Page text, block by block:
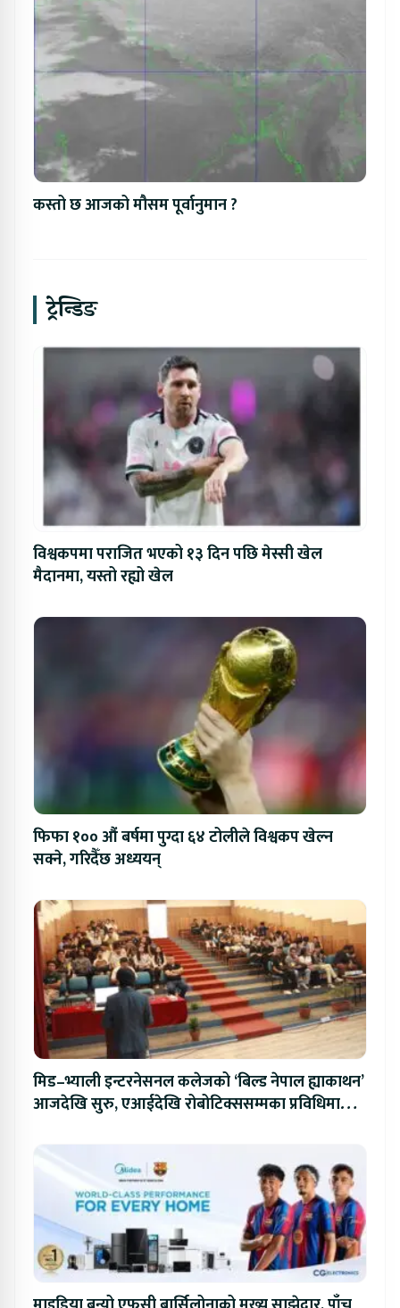
कस्तो छ आजको मौसम पूर्वानुमान ?
ट्रेन्डिङ
विश्वकपमा पराजित भएको १३ दिन पछि मेस्सी खेल
मैदानमा, यस्तो रह्यो खेल
फिफा १०० औं बर्षमा पुग्दा ६४ टोलीले विश्वकप खेल्न
सक्ने, गरिदैँछ अध्ययन्
मिड–भ्याली इन्टरनेसनल कलेजको ‘बिल्ड नेपाल ह्याकाथन’
आजदेखि सुरु, एआईदेखि रोबोटिक्ससम्मका प्रविधिमा